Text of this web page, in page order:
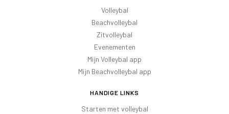
Volleybal
Beachvolleybal
Zitvolleybal
Evenementen
Mijn Volleybal app
Mijn Beachvolleybal app
HANDIGE LINKS
Starten met volleybal